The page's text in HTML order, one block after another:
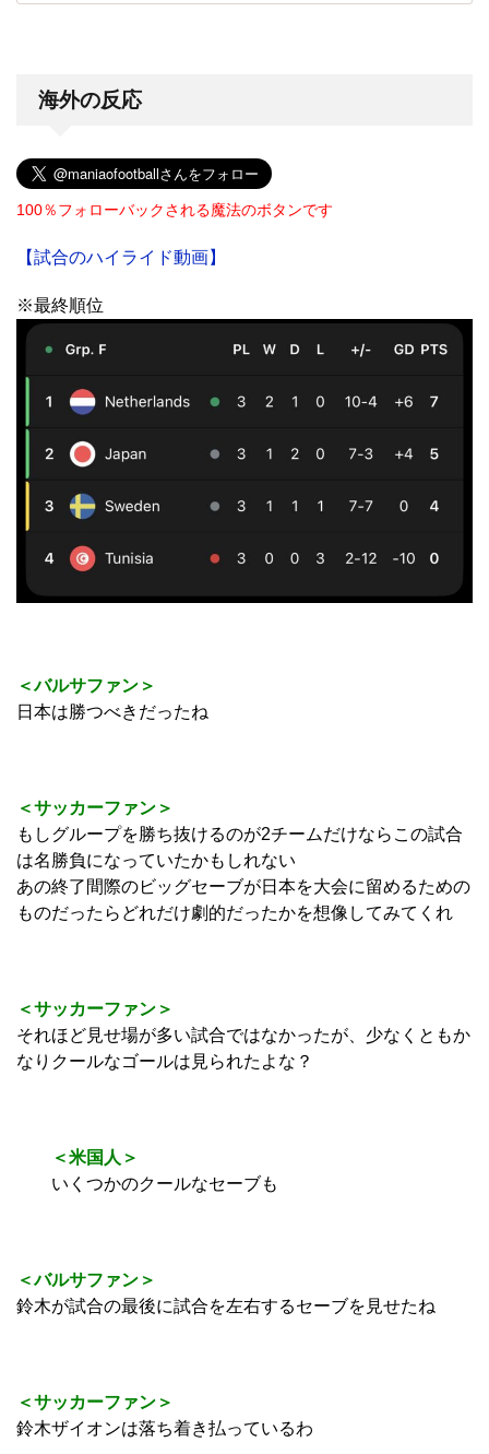
海外の反応
100％フォローバックされる魔法のボタンです
【試合のハイライド動画】
※最終順位
＜バルサファン＞
日本は勝つべきだったね
＜サッカーファン＞
もしグループを勝ち抜けるのが2チームだけならこの試合
は名勝負になっていたかもしれない
あの終了間際のビッグセーブが日本を大会に留めるための
ものだったらどれだけ劇的だったかを想像してみてくれ
＜サッカーファン＞
それほど見せ場が多い試合ではなかったが、少なくともか
なりクールなゴールは見られたよな？
＜米国人＞
いくつかのクールなセーブも
＜バルサファン＞
鈴木が試合の最後に試合を左右するセーブを見せたね
＜サッカーファン＞
鈴木ザイオンは落ち着き払っているわ